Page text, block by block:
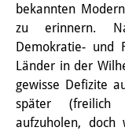
Recent
DIJ
bekannten
zu erinnern.
Demokratie- und
Länder in der
gewisse Defizite
später (freilich
aufzuholen, doch